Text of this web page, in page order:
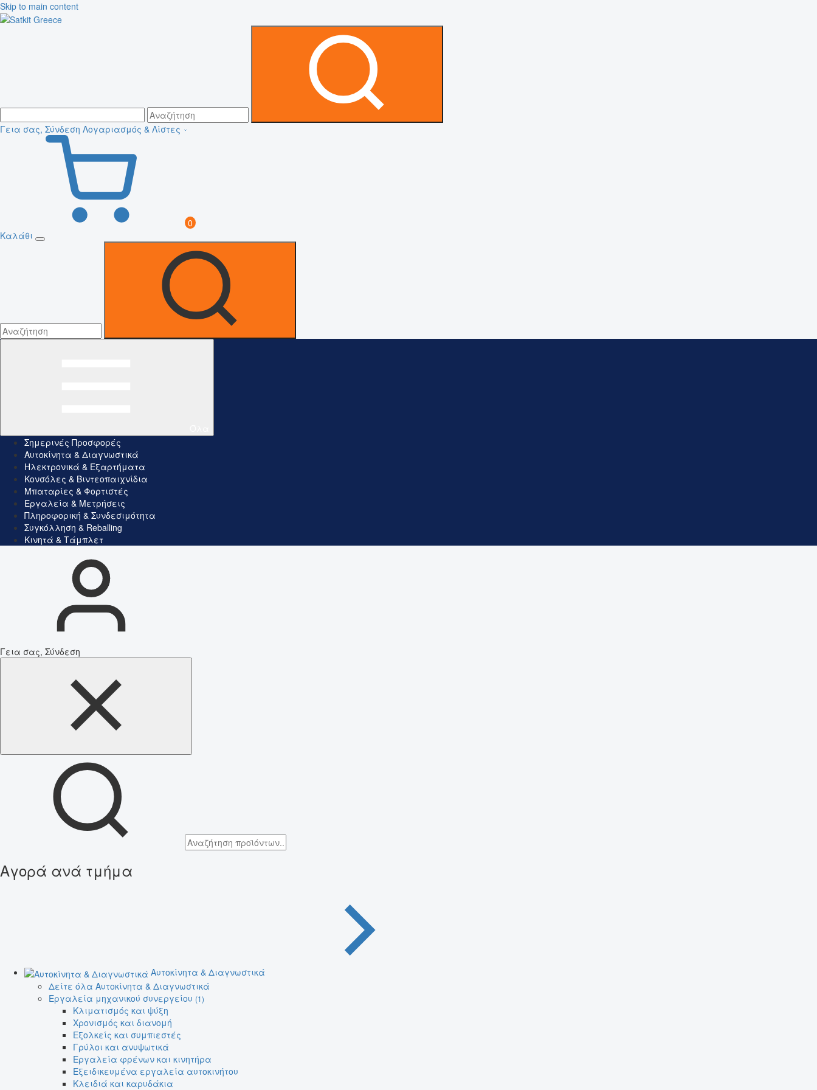
Skip to main content
Γεια σας, Σύνδεση Λογαριασμός & Λίστες
0
Καλάθι
Σημερινές Προσφορές
Αυτοκίνητα & Διαγνωστικά
Ηλεκτρονικά & Εξαρτήματα
Κονσόλες & Βιντεοπαιχνίδια
Μπαταρίες & Φορτιστές
Εργαλεία & Μετρήσεις
Πληροφορική & Συνδεσιμότητα
Συγκόλληση & Reballing
Κινητά & Τάμπλετ
Γεια σας, Σύνδεση
Αγορά ανά τμήμα
Αυτοκίνητα & Διαγνωστικά
Δείτε όλα Αυτοκίνητα & Διαγνωστικά
Εργαλεία μηχανικού συνεργείου (1)
Κλιματισμός και ψύξη
Χρονισμός και διανομή
Εξολκείς και συμπιεστές
Γρύλοι και ανυψωτικά
Εργαλεία φρένων και κινητήρα
Εξειδικευμένα εργαλεία αυτοκινήτου
Κλειδιά και καρυδάκια